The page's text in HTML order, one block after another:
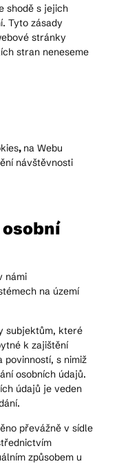
shodě s jejich
Tyto zásady
stránky
stran neneseme
, na Webu
návštěvnosti
osobní
námi
na území
subjektům, které
k zajištění
povinností, s nimiž
osobních údajů.
údajů je veden
převážně v sídle
způsobem u